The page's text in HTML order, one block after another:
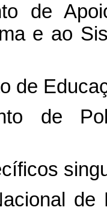
de
e ao
de
de
de